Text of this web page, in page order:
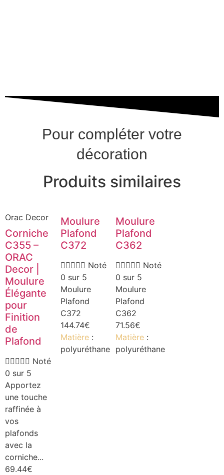
Pour compléter votre
décoration
Produits similaires
Orac Decor
Corniche
C355 –
ORAC
Decor |
Moulure
Élégante
pour
Finition
de
Plafond
 Noté
0 sur 5
Apportez
une touche
raffinée à
vos
plafonds
avec la
corniche...
69.44€
Moulure
Plafond
C372
 Noté
0 sur 5
Moulure
Plafond
C372
144.74€
Matière :
polyuréthane
Moulure
Plafond
C362
 Noté
0 sur 5
Moulure
Plafond
C362
71.56€
Matière :
polyuréthane